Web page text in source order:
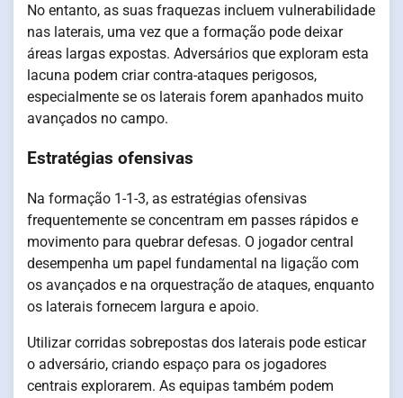
No entanto, as suas fraquezas incluem vulnerabilidade
nas laterais, uma vez que a formação pode deixar
áreas largas expostas. Adversários que exploram esta
lacuna podem criar contra-ataques perigosos,
especialmente se os laterais forem apanhados muito
avançados no campo.
Estratégias ofensivas
Na formação 1-1-3, as estratégias ofensivas
frequentemente se concentram em passes rápidos e
movimento para quebrar defesas. O jogador central
desempenha um papel fundamental na ligação com
os avançados e na orquestração de ataques, enquanto
os laterais fornecem largura e apoio.
Utilizar corridas sobrepostas dos laterais pode esticar
o adversário, criando espaço para os jogadores
centrais explorarem. As equipas também podem